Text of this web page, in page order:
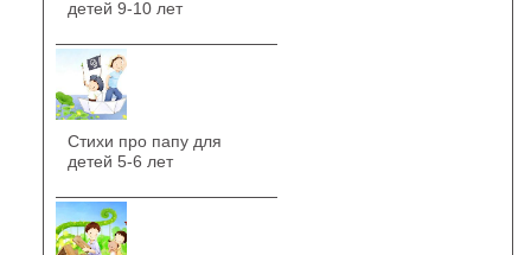
детей 9-10 лет
Стихи про папу для
детей 5-6 лет